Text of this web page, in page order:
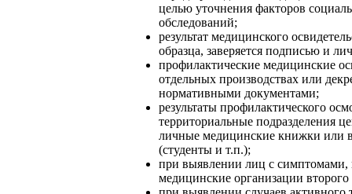
целью уточнения факторов
обследований;
результат медицинского
образца, заверяется подписью и
профилактические медицинские
отдельных производствах или
нормативными документами;
результаты профилактического
территориальные подразделения
личные медицинские книжки или
(студенты и т.п.);
при выявлении лиц с симптомами,
медицинские организации